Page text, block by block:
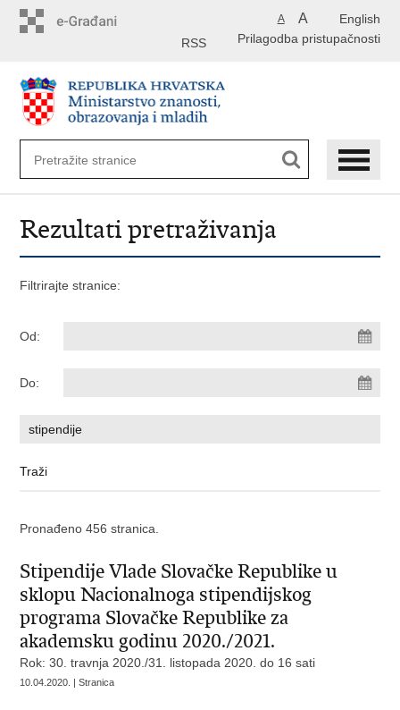
English
A A
Prilagodba pristupačnosti
RSS
Rezultati pretraživanja
Filtrirajte stranice:
Od:
Do:
Pronađeno 456 stranica.
Stipendije Vlade Slovačke Republike u
sklopu Nacionalnoga stipendijskog
programa Slovačke Republike za
akademsku godinu 2020./2021.
Rok: 30. travnja 2020./31. listopada 2020. do 16 sati
10.04.2020. | Stranica